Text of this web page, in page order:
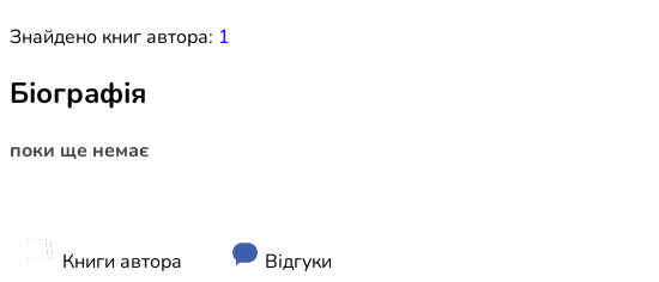
Знайдено книг автора: 1
Біографія
поки ще немає
Книги автора Відгуки